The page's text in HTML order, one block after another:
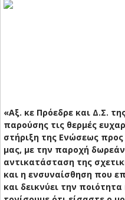
«Αξ. κε Πρόεδρε και Δ.Σ.
παρούσης τις θερμές
στήριξη της Ενώσεως
μας, με την παροχή
αντικατάσταση της
και η ενσυναίσθηση που
και δεικνύει την